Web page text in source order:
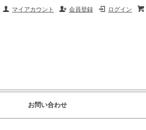
ログイン
会員登録
マイアカウント
お問い合わせ